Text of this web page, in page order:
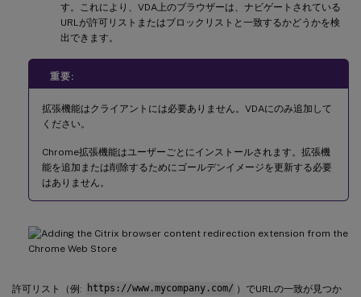
す。これにより、VDA上のブラウザーは、ナビゲートされている
URLが許可リストまたはブロックリストと一致するかどうかを検
出できます。
重要:
拡張機能はクライアントには必要ありません。VDAにのみ追加して
ください。
Chrome拡張機能はユーザーごとにインストールされます。拡張機
能を追加または削除するためにゴールデンイメージを更新する必要
はありません。
許可リスト（例: https://www.mycompany.com/ ）でURLの一致が見つか